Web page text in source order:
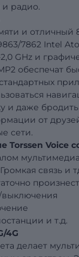
радио.
и отличный
7862 Intel
GHz и
обеспечат
и даже
от
сети.
Torssen Voice
мультимедиа
связь и
выключения
и т.д.
4G
делает